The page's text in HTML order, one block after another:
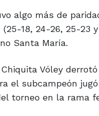
algo más de
18, 24-26, 25-23
Santa María.
Vóley
el subcampeón
torneo en la rama